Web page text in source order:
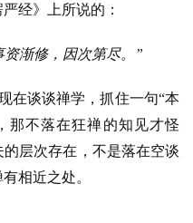
经》上所说的：
渐修，因次第尽。”
在谈谈禅学，抓住一句“本
那不落在狂禅的知见才怪
层次存在，不是落在空谈
相近之处。